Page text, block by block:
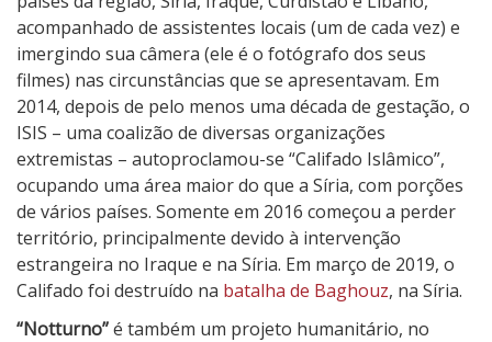
acompanhado de assistentes locais (um de cada vez) e
imergindo sua câmera (ele é o fotógrafo dos seus
filmes) nas circunstâncias que se apresentavam. Em
2014, depois de pelo menos uma década de gestação, o
ISIS – uma coalizão de diversas organizações
extremistas – autoproclamou-se “Califado Islâmico”,
ocupando uma área maior do que a Síria, com porções
de vários países. Somente em 2016 começou a perder
território, principalmente devido à intervenção
estrangeira no Iraque e na Síria. Em março de 2019, o
Califado foi destruído na batalha de Baghouz, na Síria.
“Notturno”é também um projeto humanitário, no